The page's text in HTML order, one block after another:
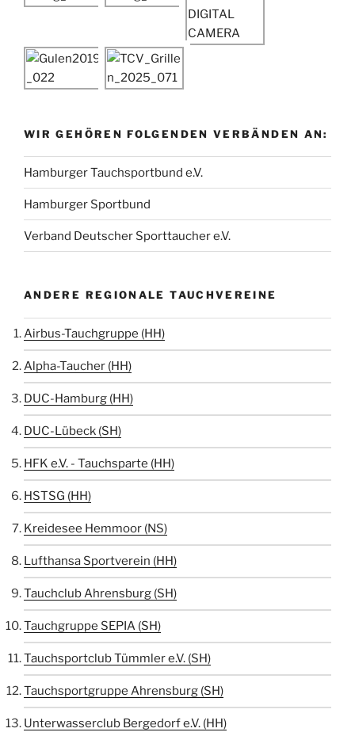
WIR GEHÖREN FOLGENDEN VERBÄNDEN AN:
Hamburger Tauchsportbund e.V.
Hamburger Sportbund
Verband Deutscher Sporttaucher e.V.
ANDERE REGIONALE TAUCHVEREINE
Airbus-Tauchgruppe (HH)
Alpha-Taucher (HH)
DUC-Hamburg (HH)
DUC-Lübeck (SH)
HFK e.V. - Tauchsparte (HH)
HSTSG (HH)
Kreidesee Hemmoor (NS)
Lufthansa Sportverein (HH)
Tauchclub Ahrensburg (SH)
Tauchgruppe SEPIA (SH)
Tauchsportclub Tümmler e.V. (SH)
Tauchsportgruppe Ahrensburg (SH)
Unterwasserclub Bergedorf e.V. (HH)